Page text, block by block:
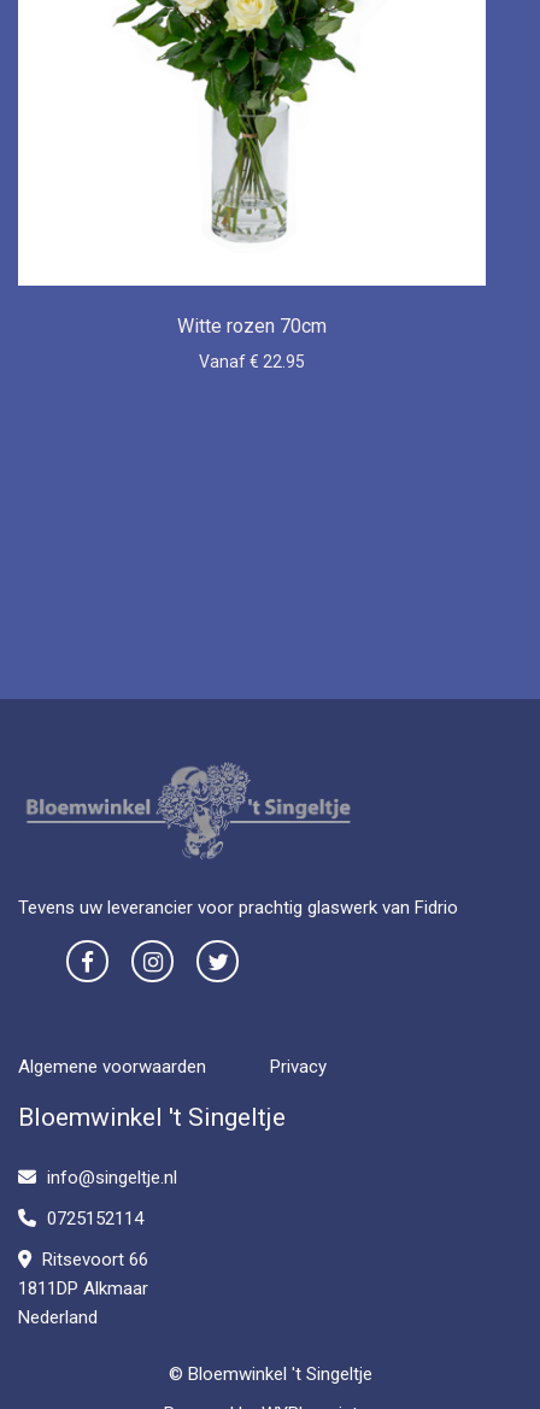
Witte rozen 70cm
Vanaf € 22.95
Tevens uw leverancier voor prachtig glaswerk van Fidrio
Algemene voorwaarden Privacy
Bloemwinkel 't Singeltje
info@singeltje.nl
0725152114
Ritsevoort 66
1811DP Alkmaar
Nederland
© Bloemwinkel 't Singeltje